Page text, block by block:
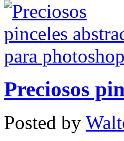
Preciosos
Posted by